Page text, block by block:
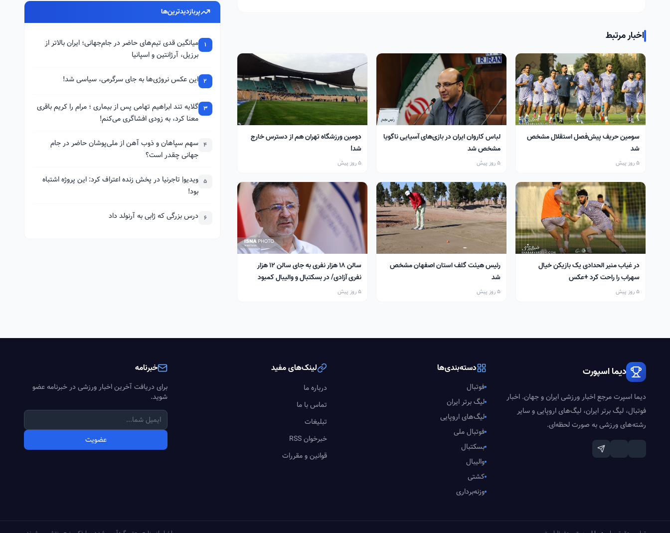
اخبار مرتبط
سومین حریف پیش‌فصل استقلال مشخص
شد
5 روز پیش
لباس کاروان ایران در بازی‌های آسیایی ناگویا
مشخص شد
5 روز پیش
دومین ورزشگاه تهران هم از دسترس خارج
شد!
5 روز پیش
در غیاب منیر الحدادی یک بازیکن خیال
سهراب را راحت کرد +عکس
5 روز پیش
رئیس هیئت گلف استان اصفهان مشخص
شد
5 روز پیش
سالن ۱۸ هزار نفری به جای سالن ۱۲ هزار
نفری آزادی/ در بسکتبال و والیبال کمبود
سالن داریم
5 روز پیش
پربازدیدترین‌ها
1
میانگین قدی تیم‌های حاضر در جام‌جهانی؛ ایران بالاتر از
برزیل، آرژانتین و اسپانیا
2 این عکس نروژی‌ها به جای سرگرمی، سیاسی شد!
3 گلایه تند ابراهیم تهامی پس از بیماری ؛ مرام را کریم باقری
معنا کرد، به زودی افشاگری می‌کنم!
4 سهم سپاهان و ذوب آهن از ملی‌پوشان حاضر در جام
جهانی چقدر است؟
5 ویدیو| تاجرنیا در پخش زنده اعتراف کرد: این پروژه اشتباه
بود!
6 درس بزرگی که ژابی به آرنولد داد
دیما اسپورت
دیما اسپرت مرجع اخبار ورزشی ایران و جهان. اخبار
فوتبال، لیگ برتر ایران، لیگ‌های اروپایی و سایر
رشته‌های ورزشی به صورت لحظه‌ای.
دسته‌بندی‌ها
فوتبال
لیگ برتر ایران
لیگ‌های اروپایی
فوتبال ملی
بسکتبال
والیبال
کشتی
وزنه‌برداری
لینک‌های مفید
درباره ما
تماس با ما
تبلیغات
خبرخوان RSS
قوانین و مقررات
خبرنامه
برای دریافت آخرین اخبار ورزشی در خبرنامه عضو
شوید.
عضویت